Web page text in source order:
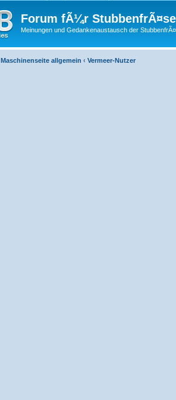
Forum fÃ¼r
Meinungen und Gedankenaustausch der
Maschinenseite allgemein ‹ Vermeer-Nutzer